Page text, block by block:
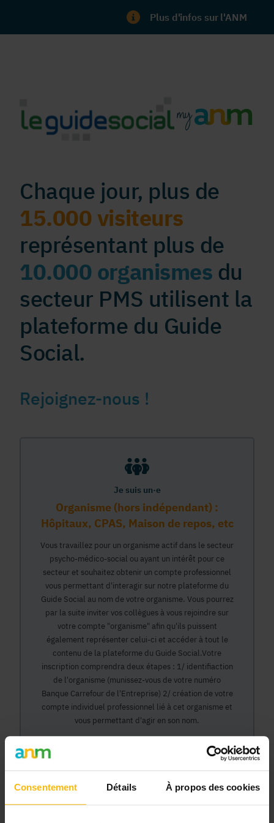
Consentement Détails À propos des cookies
Plus d'infos sur l'ANM
Chaque jour, plus de
15.000 visiteurs
représentant plus de
10.000 organismes du
secteur PMS utilisent la
plateforme du Guide
Social.
Rejoignez-nous !
Je suis un·e
Organisme (hors indépendant) :
Hôpitaux, CPAS, Maison de repos, etc
Vous travaillez pour un organisme actif dans le secteur
psycho-médico-social ou ayant un intérêt pour ce
secteur et souhaitez obtenir un compte professionnel
vous permettant d'interagir sur notre plateforme du
Guide Social au nom de votre organisme. Vous pourrez
par la suite inviter vos collègues à vous rejoindre sur
votre compte "organisme" afin qu'ils puissent
également représenter celui-ci et accéder à tout le
contenu de la plateforme du Guide Social.Votre
inscription comprendra deux étapes : 1/ identifiaction
de l'organisme (munissez-vous de votre numéro
Banque Carrefour de l'Entreprise) 2/ création de votre
compte individuel professionnel lié à cet organisme et
vous permettant d'agir en son nom.